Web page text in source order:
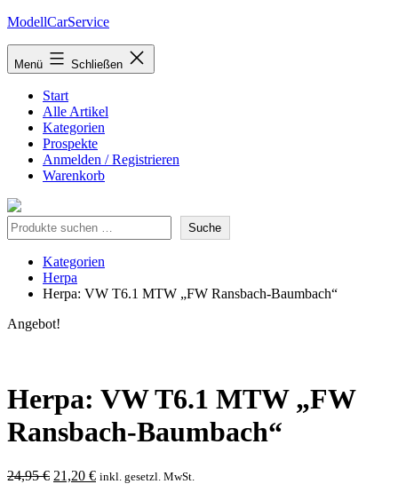
Zum
springen
ModellCarService
Menü Schließen
Start
Alle Artikel
Kategorien
Prospekte
Anmelden / Registrieren
Warenkorb
Suche Suche
Kategorien
Herpa
Herpa: VW T6.1 MTW „FW Ransbach-Baumbach“
Angebot!
Herpa: VW T6.1 MTW „FW
Ransbach-Baumbach“
24,95€ Ursprünglicher
21,20 €Aktueller
inkl. gesetzl. MwSt.